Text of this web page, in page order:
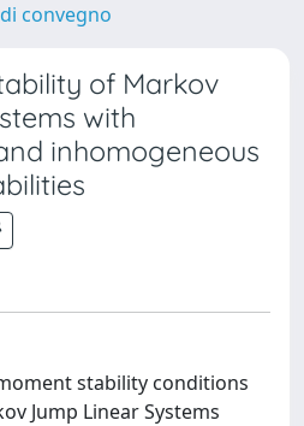
convegno
of Markov
with
inhomogeneous
stability conditions
Jump Linear Systems